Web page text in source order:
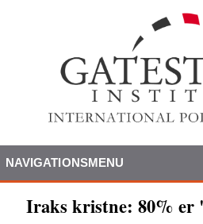
NAVIGATIONSMENU
Iraks kristne: 80% er